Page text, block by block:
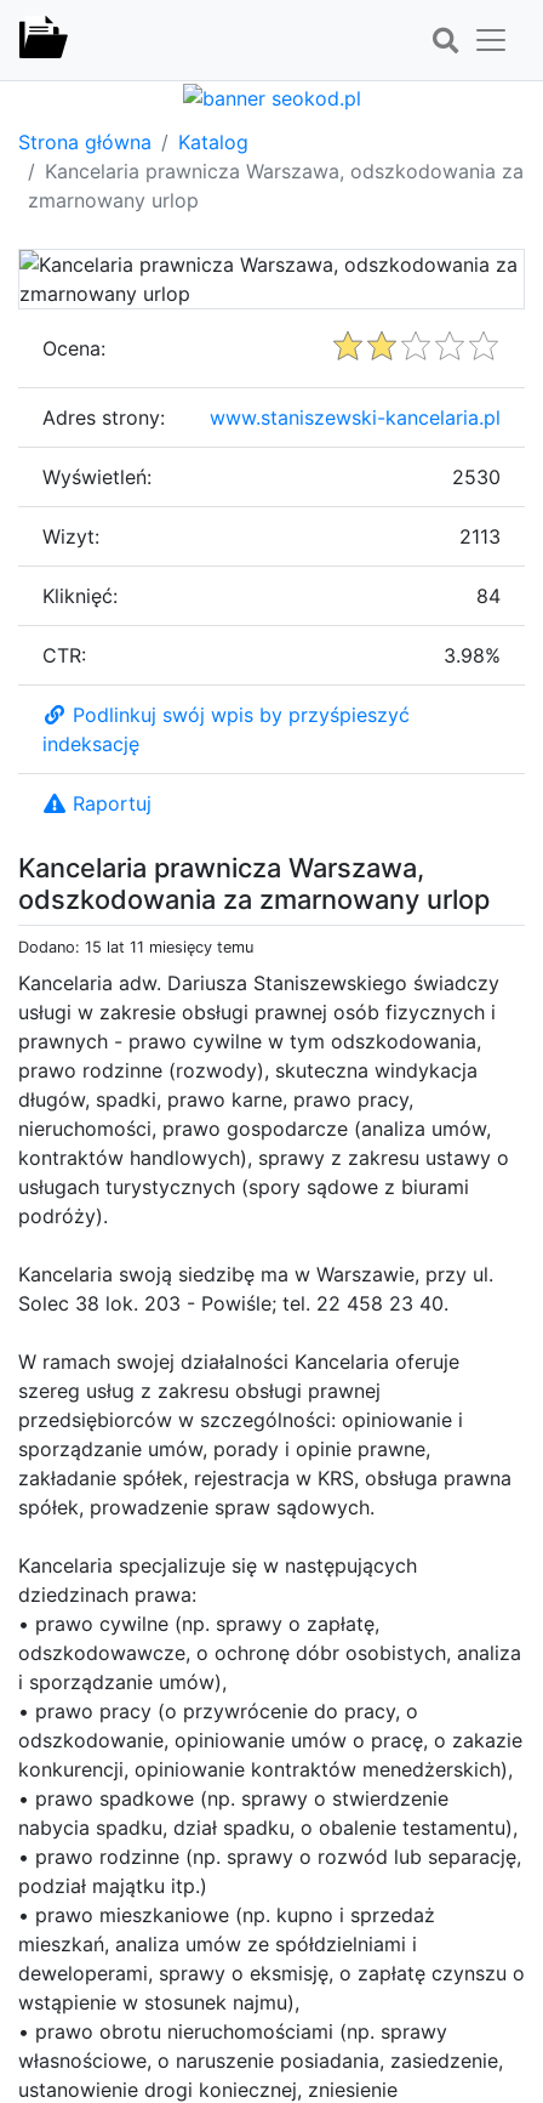
Strona główna
Katalog
Kancelaria prawnicza Warszawa, odszkodowania za
zmarnowany urlop
Kancelaria prawnicza Warszawa,
odszkodowania za zmarnowany urlop
Dodano: 15 lat 11 miesięcy temu
Kancelaria adw. Dariusza Staniszewskiego świadczy
usługi w zakresie obsługi prawnej osób fizycznych i
prawnych - prawo cywilne w tym odszkodowania,
prawo rodzinne (rozwody), skuteczna windykacja
długów, spadki, prawo karne, prawo pracy,
nieruchomości, prawo gospodarcze (analiza umów,
kontraktów handlowych), sprawy z zakresu ustawy o
usługach turystycznych (spory sądowe z biurami
podróży).
Kancelaria swoją siedzibę ma w Warszawie, przy ul.
Solec 38 lok. 203 - Powiśle; tel. 22 458 23 40.
W ramach swojej działalności Kancelaria oferuje
szereg usług z zakresu obsługi prawnej
przedsiębiorców w szczególności: opiniowanie i
sporządzanie umów, porady i opinie prawne,
zakładanie spółek, rejestracja w KRS, obsługa prawna
spółek, prowadzenie spraw sądowych.
Kancelaria specjalizuje się w następujących
dziedzinach prawa:
• prawo cywilne (np. sprawy o zapłatę,
odszkodowawcze, o ochronę dóbr osobistych, analiza
i sporządzanie umów),
• prawo pracy (o przywrócenie do pracy, o
odszkodowanie, opiniowanie umów o pracę, o zakazie
konkurencji, opiniowanie kontraktów menedżerskich),
• prawo spadkowe (np. sprawy o stwierdzenie
nabycia spadku, dział spadku, o obalenie testamentu),
• prawo rodzinne (np. sprawy o rozwód lub separację,
podział majątku itp.)
• prawo mieszkaniowe (np. kupno i sprzedaż
mieszkań, analiza umów ze spółdzielniami i
deweloperami, sprawy o eksmisję, o zapłatę czynszu o
wstąpienie w stosunek najmu),
• prawo obrotu nieruchomościami (np. sprawy
własnościowe, o naruszenie posiadania, zasiedzenie,
ustanowienie drogi koniecznej, zniesienie
Ocena:
Adres strony: www.staniszewski-kancelaria.pl
Wyświetleń: 2530
Wizyt: 2113
Kliknięć: 84
CTR: 3.98%
Podlinkuj swój wpis by przyśpieszyć
indeksację
Raportuj